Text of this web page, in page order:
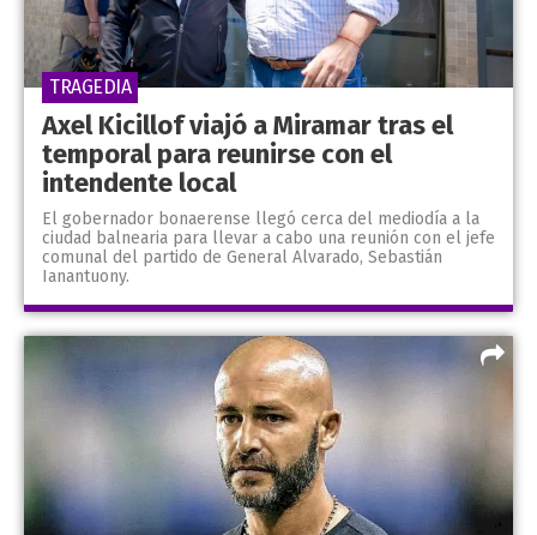
Axel Kicillof viajó a Miramar tras el
temporal para reunirse con el
intendente local
El gobernador bonaerense llegó cerca del mediodía a la
ciudad balnearia para llevar a cabo una reunión con el jefe
comunal del partido de General Alvarado, Sebastián
Ianantuony.
TRAGEDIA